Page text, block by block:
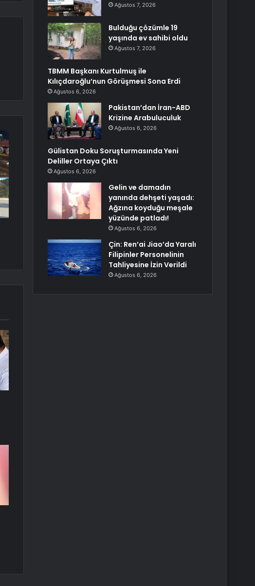
Ağustos 7, 2026
Bulduğu çözümle 19
yaşında ev sahibi oldu
Ağustos 7, 2026
TBMM Başkanı Kurtulmuş ile
Kılıçdaroğlu’nun Görüşmesi Sona Erdi
Ağustos 6, 2026
Pakistan’dan İran-ABD
Krizine Arabuluculuk
Ağustos 6, 2026
Gülistan Doku Soruşturmasında Yeni
Deliller Ortaya Çıktı
Ağustos 6, 2026
Gelin ve damadın
yanında dehşeti yaşadı:
Ağzına koyduğu meşale
yüzünde patladı!
Ağustos 6, 2026
Çin: Ren’ai Jiao’da Yaralı
Filipinler Personelinin
Tahliyesine İzin Verildi
Ağustos 6, 2026